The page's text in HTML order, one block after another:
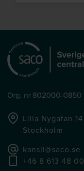
Org. nr 802000-0850
Lilla Nygatan 14
Stockholm
kansli@saco.se
+46 8 613 48 00